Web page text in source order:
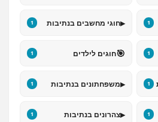
1
▸חוגי מחשבים בנתיבות 1
1
🎯חוגים לילדים 1
1
▸משפחתונים בנתיבות 1
1
▸צהרונים בנתיבות 1